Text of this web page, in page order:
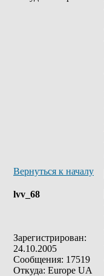
Вернуться к началу
lvv_68
Зарегистрирован:
24.10.2005
Сообщения: 17519
Откуда: Europe UA